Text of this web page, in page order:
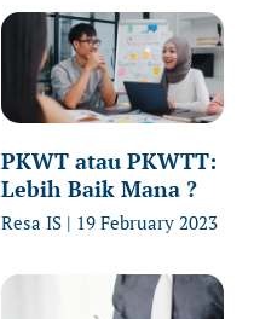
PKWT atau PKWTT:
Lebih Baik Mana ?
Resa IS 19 February 2023
PagePagePagePagePage